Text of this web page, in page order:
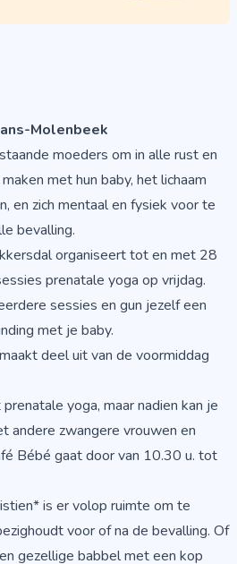
Molenbeek
moeders om in alle rust en
met hun baby, het lichaam
en zich mentaal en fysiek voor te
bevalling.
organiseert tot en met 28
prenatale yoga op vrijdag.
sessies en gun jezelf een
met je baby.
deel uit van de voormiddag
yoga, maar nadien kan je
andere zwangere vrouwen en
Bébé gaat door van 10.30 u. tot
is er volop ruimte om te
voor of na de bevalling. Of
gezellige babbel met een kop